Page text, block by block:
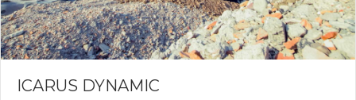
ICARUS DYNAMIC